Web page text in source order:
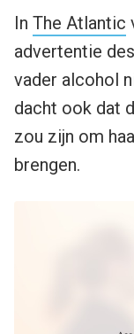
In The Atlantic
advertentie
vader alcohol
dacht ook dat
zou zijn om
brengen.